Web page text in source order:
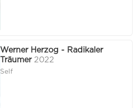
Werner Herzog - Radikaler
Träumer 2022
Self